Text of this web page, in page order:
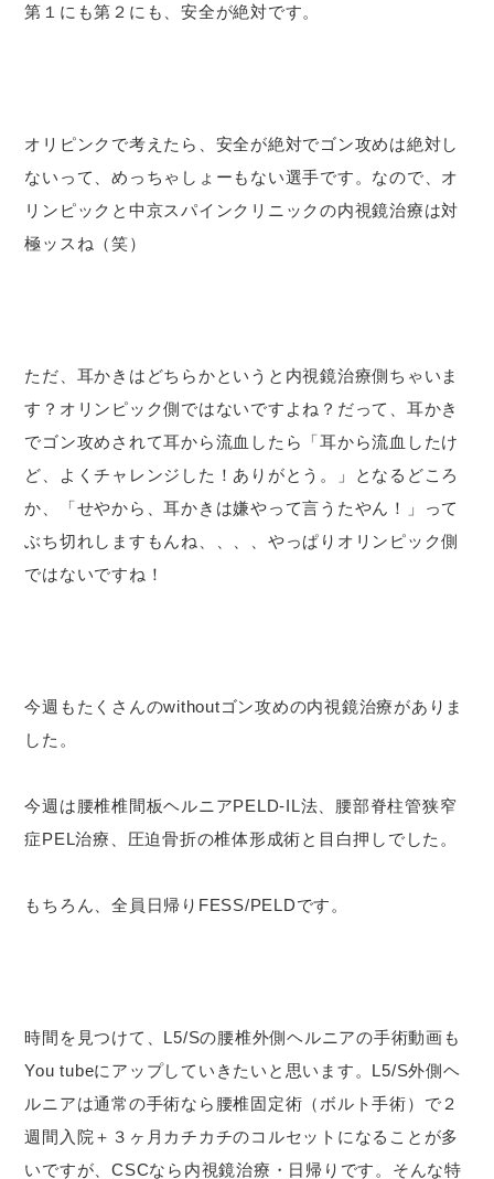
第１にも第２にも、安全が絶対です。
オリピンクで考えたら、安全が絶対でゴン攻めは絶対し
ないって、めっちゃしょーもない選手です。なので、オ
リンピックと中京スパインクリニックの内視鏡治療は対
極ッスね（笑）
ただ、耳かきはどちらかというと内視鏡治療側ちゃいま
す？オリンピック側ではないですよね？だって、耳かき
でゴン攻めされて耳から流血したら「耳から流血したけ
ど、よくチャレンジした！ありがとう。」となるどころ
か、「せやから、耳かきは嫌やって言うたやん！」って
ぶち切れしますもんね、、、、やっぱりオリンピック側
ではないですね！
今週もたくさんのwithoutゴン攻めの内視鏡治療がありま
した。
今週は腰椎椎間板ヘルニアPELD-IL法、腰部脊柱管狭窄
症PEL治療、圧迫骨折の椎体形成術と目白押しでした。
もちろん、全員日帰りFESS/PELDです。
時間を見つけて、L5/Sの腰椎外側ヘルニアの手術動画も
You tubeにアップしていきたいと思います。L5/S外側ヘ
ルニアは通常の手術なら腰椎固定術（ボルト手術）で２
週間入院＋３ヶ月カチカチのコルセットになることが多
いですが、CSCなら内視鏡治療・日帰りです。そんな特